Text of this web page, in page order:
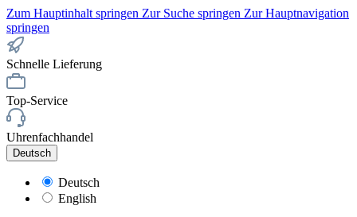
Zum Hauptinhalt springen Zur Suche springen Zur Hauptnavigation
springen
Schnelle Lieferung
Top-Service
Uhrenfachhandel
Deutsch
Deutsch
English